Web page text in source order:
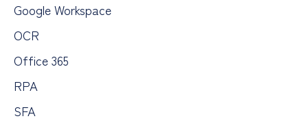
Google Workspace
OCR
Office 365
RPA
SFA